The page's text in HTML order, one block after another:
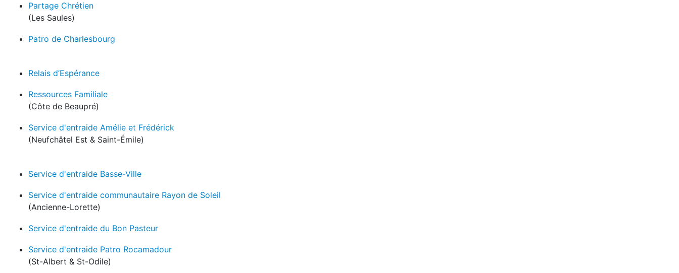
Partage Chrétien
(Les Saules)
Patro de Charlesbourg
Relais d’Espérance
Ressources Familiale
(Côte de Beaupré)
Service d'entraide Amélie et Frédérick
(Neufchâtel Est & Saint-Émile)
Service d'entraide Basse-Ville
Service d'entraide communautaire Rayon de Soleil
(Ancienne-Lorette)
Service d'entraide du Bon Pasteur
Service d'entraide Patro Rocamadour
(St-Albert & St-Odile)